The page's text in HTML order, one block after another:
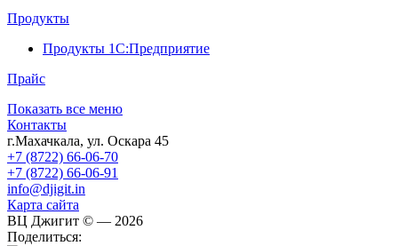
Продукты
Продукты 1С:Предприятие
Прайс
Показать все меню
Контакты
г.Махачкала, ул. Оскара 45
+7 (8722) 66-06-70
+7 (8722) 66-06-91
info@djigit.in
Карта сайта
ВЦ Джигит © — 2026
Поделиться: